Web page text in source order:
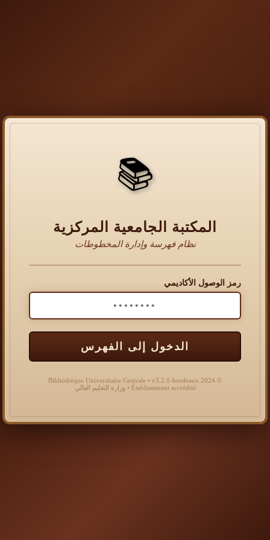
📚
المكتبة الجامعية المركزية
نظام فهرسة وإدارة المخطوطات
رمز الوصول الأكاديمي
الدخول إلى الفهرس
© 2024 Bibliothèque Universitaire Centrale • v3.2.1-bordeaux
Établissement accrédité • وزارة التعليم العالي